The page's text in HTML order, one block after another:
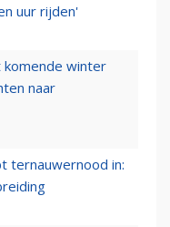
uur rijden'
komende winter
naar
ternauwernood in: